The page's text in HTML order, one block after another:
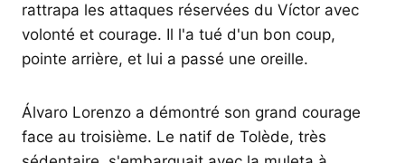
rattrapa les attaques réservées du Víctor avec
volonté et courage. Il l'a tué d'un bon coup,
pointe arrière, et lui a passé une oreille.
Álvaro Lorenzo a démontré son grand courage
face au troisième. Le natif de Tolède, très